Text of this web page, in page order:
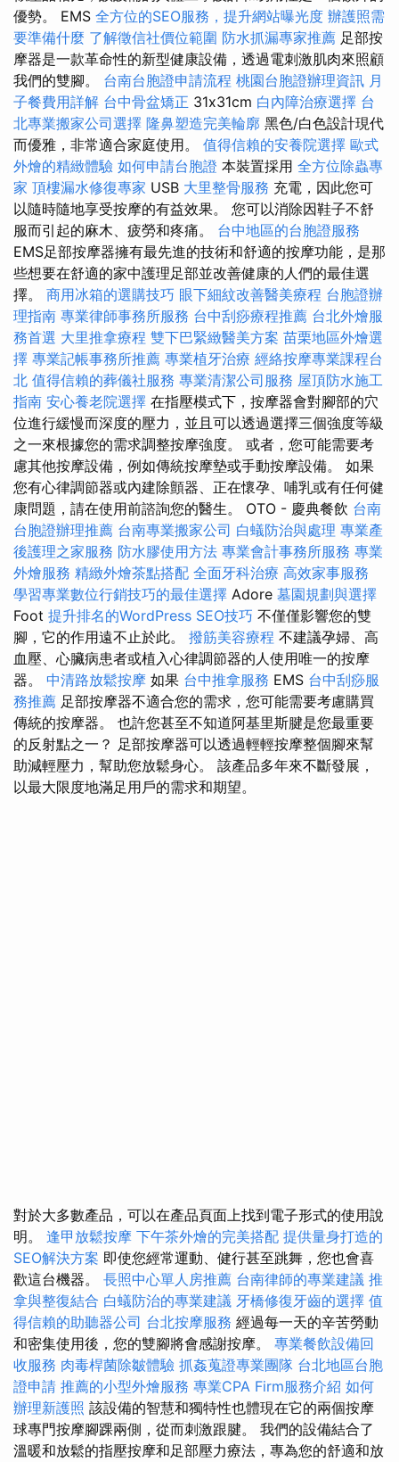
優勢。 EMS 全方位的SEO服務，提升網站曝光度 辦護照需
要準備什麼 了解徵信社價位範圍 防水抓漏專家推薦 足部按
摩器是一款革命性的新型健康設備，透過電刺激肌肉來照顧
我們的雙腳。 台南台胞證申請流程 桃園台胞證辦理資訊 月
子餐費用詳解 台中骨盆矯正 31x31cm 白內障治療選擇 台
北專業搬家公司選擇 隆鼻塑造完美輪廓 黑色/白色設計現代
而優雅，非常適合家庭使用。 值得信賴的安養院選擇 歐式
外燴的精緻體驗 如何申請台胞證 本裝置採用 全方位除蟲專
家 頂樓漏水修復專家 USB 大里整骨服務 充電，因此您可
以隨時隨地享受按摩的有益效果。 您可以消除因鞋子不舒
服而引起的麻木、疲勞和疼痛。 台中地區的台胞證服務
EMS足部按摩器擁有最先進的技術和舒適的按摩功能，是那
些想要在舒適的家中護理足部並改善健康的人們的最佳選
擇。 商用冰箱的選購技巧 眼下細紋改善醫美療程 台胞證辦
理指南 專業律師事務所服務 台中刮痧療程推薦 台北外燴服
務首選 大里推拿療程 雙下巴緊緻醫美方案 苗栗地區外燴選
擇 專業記帳事務所推薦 專業植牙治療 經絡按摩專業課程台
北 值得信賴的葬儀社服務 專業清潔公司服務 屋頂防水施工
指南 安心養老院選擇 在指壓模式下，按摩器會對腳部的穴
位進行緩慢而深度的壓力，並且可以透過選擇三個強度等級
之一來根據您的需求調整按摩強度。 或者，您可能需要考
慮其他按摩設備，例如傳統按摩墊或手動按摩設備。 如果
您有心律調節器或內建除顫器、正在懷孕、哺乳或有任何健
康問題，請在使用前諮詢您的醫生。 OTO - 慶典餐飲 台南
台胞證辦理推薦 台南專業搬家公司 白蟻防治與處理 專業產
後護理之家服務 防水膠使用方法 專業會計事務所服務 專業
外燴服務 精緻外燴茶點搭配 全面牙科治療 高效家事服務
學習專業數位行銷技巧的最佳選擇 Adore 墓園規劃與選擇
Foot 提升排名的WordPress SEO技巧 不僅僅影響您的雙
腳，它的作用遠不止於此。 撥筋美容療程 不建議孕婦、高
血壓、心臟病患者或植入心律調節器的人使用唯一的按摩
器。 中清路放鬆按摩 如果 台中推拿服務 EMS 台中刮痧服
務推薦 足部按摩器不適合您的需求，您可能需要考慮購買
傳統的按摩器。 也許您甚至不知道阿基里斯腱是您最重要
的反射點之一？ 足部按摩器可以透過輕輕按摩整個腳來幫
助減輕壓力，幫助您放鬆身心。 該產品多年來不斷發展，
以最大限度地滿足用戶的需求和期望。
對於大多數產品，可以在產品頁面上找到電子形式的使用說
明。 逢甲放鬆按摩 下午茶外燴的完美搭配 提供量身打造的
SEO解決方案 即使您經常運動、健行甚至跳舞，您也會喜
歡這台機器。 長照中心單人房推薦 台南律師的專業建議 推
拿與整復結合 白蟻防治的專業建議 牙橋修復牙齒的選擇 值
得信賴的助聽器公司 台北按摩服務 經過每一天的辛苦勞動
和密集使用後，您的雙腳將會感謝按摩。 專業餐飲設備回
收服務 肉毒桿菌除皺體驗 抓姦蒐證專業團隊 台北地區台胞
證申請 推薦的小型外燴服務 專業CPA Firm服務介紹 如何
辦理新護照 該設備的智慧和獨特性也體現在它的兩個按摩
球專門按摩腳踝兩側，從而刺激跟腱。 我們的設備結合了
溫暖和放鬆的指壓按摩和足部壓力療法，專為您的舒適和放